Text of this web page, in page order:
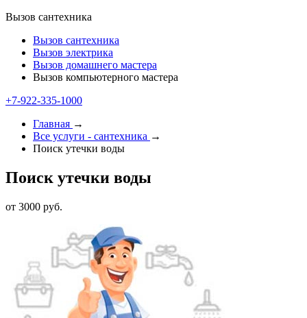
Вызов сантехника
Вызов сантехника
Вызов электрика
Вызов домашнего мастера
Вызов компьютерного мастера
+7-922-335-1000
Главная →
Все услуги - cантехника →
Поиск утечки воды
Поиск утечки воды
от 3000 руб.